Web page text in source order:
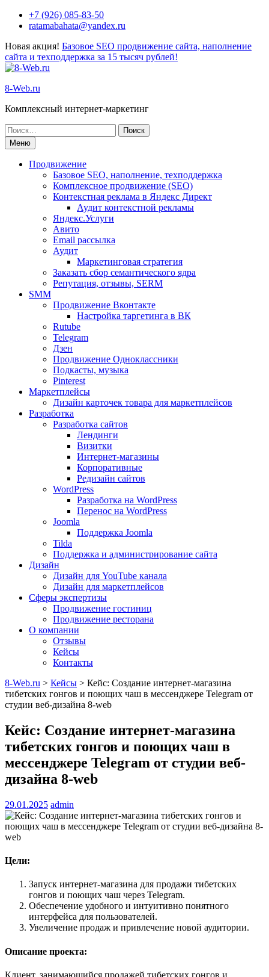
+7 (926) 085-83-50
ratamabahata@yandex.ru
Новая акция! Базовое SEO продвижение сайта, наполнение
сайта и техподдержка за 15 тысяч рублей!
8-Web.ru
Комплексный интернет-маркетинг
Меню
Продвижение
Базовое SEO, наполнение, техподдержка
Комплексное продвижение (SEO)
Контекстная реклама в Яндекс Директ
Аудит контекстной рекламы
Яндекс.Услуги
Авито
Email рассылка
Аудит
Маркетинговая стратегия
Заказать сбор семантического ядра
Репутация, отзывы, SERM
SMM
Продвижение Вконтакте
Настройка таргетинга в ВК
Rutube
Telegram
Дзен
Продвижение Одноклассники
Подкасты, музыка
Pinterest
Маркетплейсы
Дизайн карточек товара для маркетплейсов
Разработка
Разработка сайтов
Лендинги
Визитки
Интернет-магазины
Корпоративные
Редизайн сайтов
WordPress
Разработка на WordPress
Перенос на WordPress
Joomla
Поддержка Joomla
Tilda
Поддержка и администрирование сайта
Дизайн
Дизайн для YouTube канала
Дизайн для маркетплейсов
Сферы экспертизы
Продвижение гостиниц
Продвижение ресторана
О компании
Отзывы
Кейсы
Контакты
8-Web.ru > Кейсы > Кейс: Создание интернет-магазина
тибетских гонгов и поющих чаш в мессенджере Telegram от
студии веб-дизайна 8-web
Кейс: Создание интернет-магазина
тибетских гонгов и поющих чаш в
мессенджере Telegram от студии веб-
дизайна 8-web
29.01.2025 admin
Цели:
Запуск интернет-магазина для продажи тибетских
гонгов и поющих чаш через Telegram.
Обеспечение удобного и интуитивно понятного
интерфейса для пользователей.
Увеличение продаж и привлечение новой аудитории.
Описание проекта:
Клиент, занимающийся продажей тибетских гонгов и